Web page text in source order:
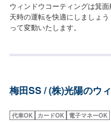
ウィンドウコーティングは箕
天時の運転を快適にしましょ
って変動いたします。
梅田SS / (株)光陽のウ
代車OK カードOK 電子マネーOK